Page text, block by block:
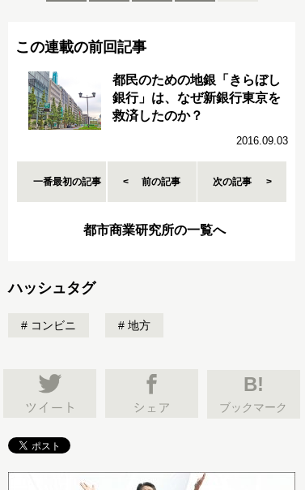
この連載の前回記事
都民のための地銀「きらぼし
銀行」は、なぜ新銀行東京を
救済したのか？
2016.09.03
一番最初の記事 前の記事 次の記事
都市商業研究所の一覧へ
ハッシュタグ
コンビニ 地方
B!
ブックマーク